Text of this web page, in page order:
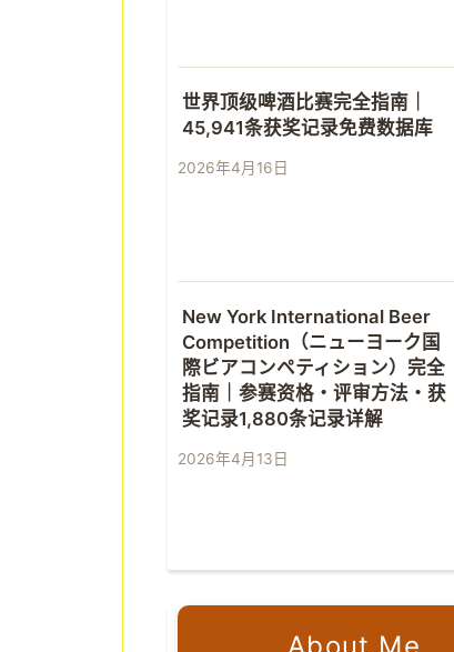
世界顶级啤酒比赛完全指南｜
45,941条获奖记录免费数据库
2026年4月16日
New York International Beer
Competition（ニューヨーク国
際ビアコンペティション）完全
指南｜参赛资格・评审方法・获
奖记录1,880条记录详解
2026年4月13日